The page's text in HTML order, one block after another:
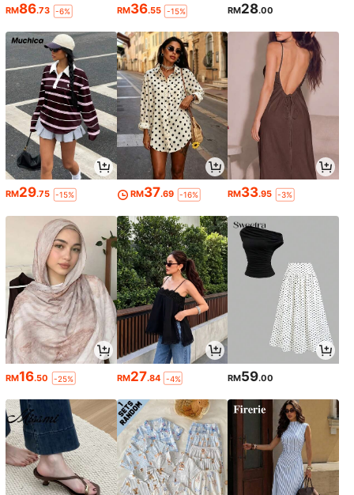
RM86.73 -6% RM36.55 -15% RM28.00
RM29.75 -15% RM37.69 -16% RM33.95 -3%
RM16.50 -25% RM27.84 -4% RM59.00